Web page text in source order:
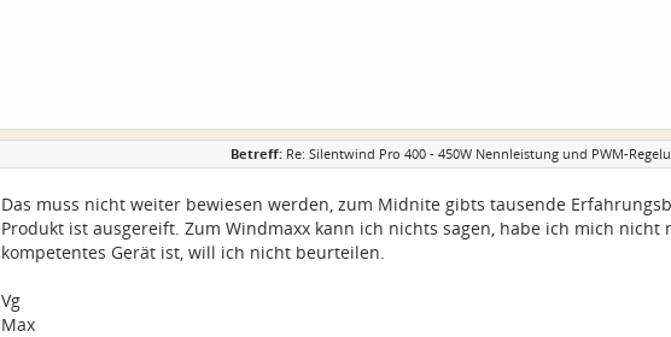
Betreff: Re: Silentwind Pro 400 - 450W Nennleistung und PWM-
Das muss nicht weiter bewiesen werden, zum Midnite gibts tausende
Produkt ist ausgereift. Zum Windmaxx kann ich nichts sagen, habe ich mich
kompetentes Gerät ist, will ich nicht beurteilen.
Vg
Max